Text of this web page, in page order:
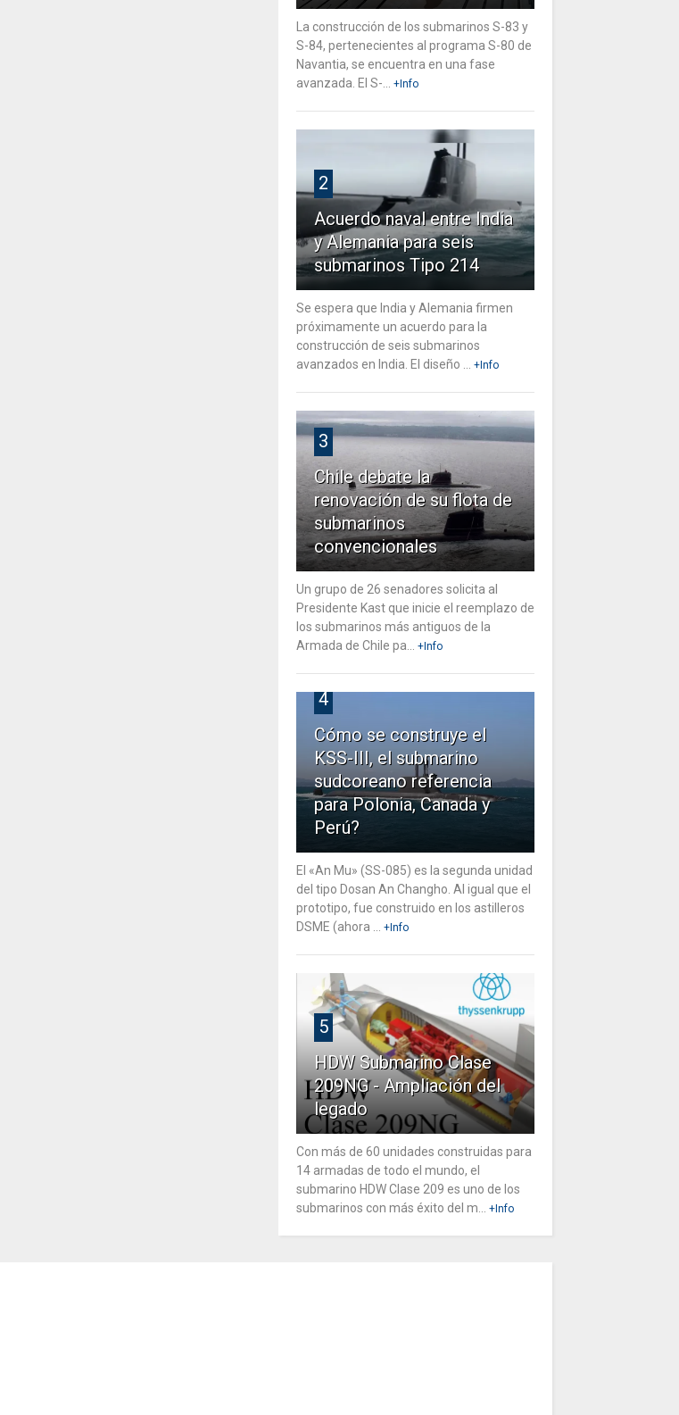
La construcción de los submarinos S-83 y
S-84, pertenecientes al programa S-80 de
Navantia, se encuentra en una fase
avanzada. El S-...
+Info
2
Acuerdo naval entre India
y Alemania para seis
submarinos Tipo 214
Se espera que India y Alemania firmen
próximamente un acuerdo para la
construcción de seis submarinos
avanzados en India. El diseño ...
+Info
3
Chile debate la
renovación de su flota de
submarinos
convencionales
Un grupo de 26 senadores solicita al
Presidente Kast que inicie el reemplazo de
los submarinos más antiguos de la
Armada de Chile pa...
+Info
4
Cómo se construye el
KSS-III, el submarino
sudcoreano referencia
para Polonia, Canada y
Perú?
El «An Mu» (SS-085) es la segunda unidad
del tipo Dosan An Changho. Al igual que el
prototipo, fue construido en los astilleros
DSME (ahora ...
+Info
5
HDW Submarino Clase
209NG - Ampliación del
legado
Con más de 60 unidades construidas para
14 armadas de todo el mundo, el
submarino HDW Clase 209 es uno de los
submarinos con más éxito del m...
+Info